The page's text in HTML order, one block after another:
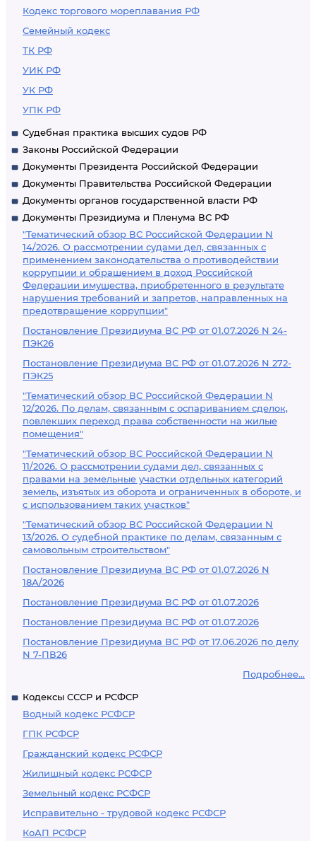
Кодекс торгового мореплавания РФ
Семейный кодекс
ТК РФ
УИК РФ
УК РФ
УПК РФ
Судебная практика высших судов РФ
Законы Российской Федерации
Документы Президента Российской Федерации
Документы Правительства Российской Федерации
Документы органов государственной власти РФ
Документы Президиума и Пленума ВС РФ
"Тематический обзор ВС Российской Федерации N
14/2026. О рассмотрении судами дел, связанных с
применением законодательства о противодействии
коррупции и обращением в доход Российской
Федерации имущества, приобретенного в результате
нарушения требований и запретов, направленных на
предотвращение коррупции"
Постановление Президиума ВС РФ от 01.07.2026 N 24-
ПЭК26
Постановление Президиума ВС РФ от 01.07.2026 N 272-
ПЭК25
"Тематический обзор ВС Российской Федерации N
12/2026. По делам, связанным с оспариванием сделок,
повлекших переход права собственности на жилые
помещения"
"Тематический обзор ВС Российской Федерации N
11/2026. О рассмотрении судами дел, связанных с
правами на земельные участки отдельных категорий
земель, изъятых из оборота и ограниченных в обороте, и
с использованием таких участков"
"Тематический обзор ВС Российской Федерации N
13/2026. О судебной практике по делам, связанным с
самовольным строительством"
Постановление Президиума ВС РФ от 01.07.2026 N
18А/2026
Постановление Президиума ВС РФ от 01.07.2026
Постановление Президиума ВС РФ от 01.07.2026
Постановление Президиума ВС РФ от 17.06.2026 по делу
N 7-ПВ26
Подробнее...
Кодексы СССР и РСФСР
Водный кодекс РСФСР
ГПК РСФСР
Гражданский кодекс РСФСР
Жилищный кодекс РСФСР
Земельный кодекс РСФСР
Исправительно - трудовой кодекс РСФСР
КоАП РСФСР